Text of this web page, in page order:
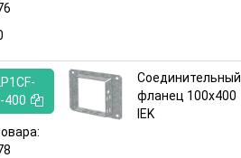
400
Соединительный
фланец 100х400
IEK